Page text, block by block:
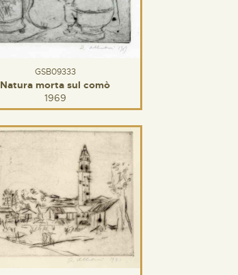
GSB09333
Natura morta sul comò
1969